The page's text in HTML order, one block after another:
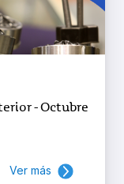
- Octubre
Ver más